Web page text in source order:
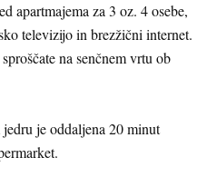
apartmajema za 3 oz. 4 osebe,
televizijo in brezžični internet.
na senčnem vrtu ob
je oddaljena 20 minut